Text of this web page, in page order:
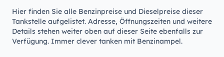
Hier finden Sie alle Benzinpreise und Dieselpreise dieser
Tankstelle aufgelistet. Adresse, Öffnungszeiten und weitere
Details stehen weiter oben auf dieser Seite ebenfalls zur
Verfügung. Immer clever tanken mit Benzinampel.